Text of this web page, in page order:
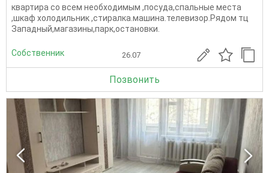
квартира со всем необходимым ,посуда,спальные места
,шкаф холодильник ,стиралка.машина.телевизор.Рядом тц
Западный,магазины,парк,остановки.
Собственник 26.07
Позвонить